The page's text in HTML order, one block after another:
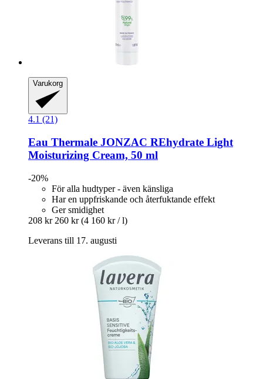
Varukorg
4.1 (21)
Eau Thermale JONZAC REhydrate Light
Moisturizing Cream, 50 ml
-20%
För alla hudtyper - även känsliga
Har en uppfriskande och återfuktande effekt
Ger smidighet
208 kr 260 kr (4 160 kr / l)
Leverans till 17. augusti